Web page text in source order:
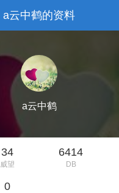
a云中鹤的资料
a云中鹤
34
威望
6414
DB
0